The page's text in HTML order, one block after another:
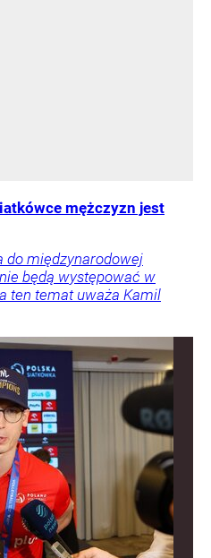
mężczyzn jest
do międzynarodowej
będą występować w
ten temat uważa Kamil